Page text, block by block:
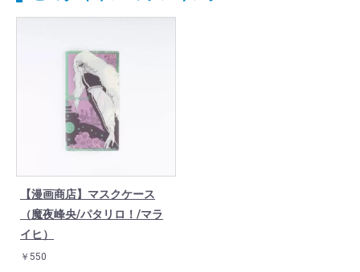
【漫画商店】マスクケース
（魔夜峰央/パタリロ！/マラ
イヒ）
￥550